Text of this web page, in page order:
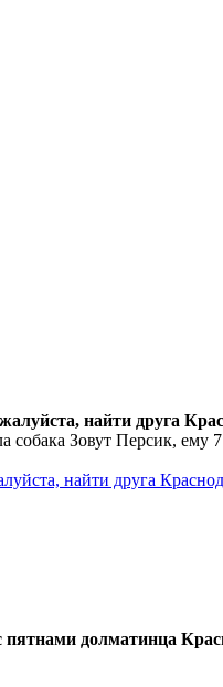
найти друга
собака Зовут Персик, ему
найти друга
пятнами долматинца